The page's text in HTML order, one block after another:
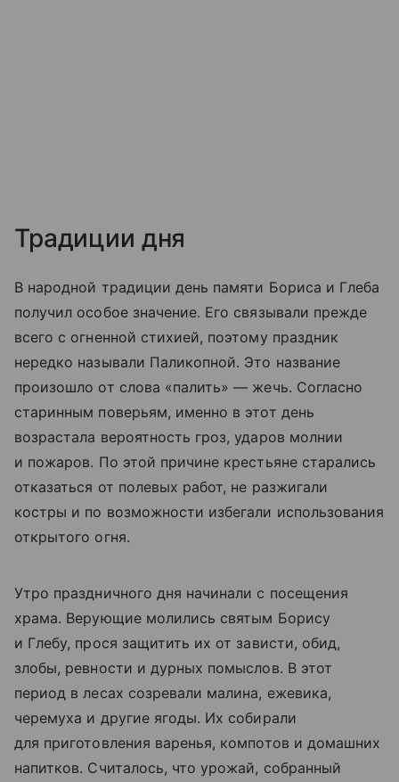
Традиции дня
В народной традиции день памяти Бориса и Глеба
получил особое значение. Его связывали прежде
всего с огненной стихией, поэтому праздник
нередко называли Паликопной. Это название
произошло от слова «палить» — жечь. Согласно
старинным поверьям, именно в этот день
возрастала вероятность гроз, ударов молнии
и пожаров. По этой причине крестьяне старались
отказаться от полевых работ, не разжигали
костры и по возможности избегали использования
открытого огня.
Утро праздничного дня начинали с посещения
храма. Верующие молились святым Борису
и Глебу, прося защитить их от зависти, обид,
злобы, ревности и дурных помыслов. В этот
период в лесах созревали малина, ежевика,
черемуха и другие ягоды. Их собирали
для приготовления варенья, компотов и домашних
напитков. Считалось, что урожай, собранный